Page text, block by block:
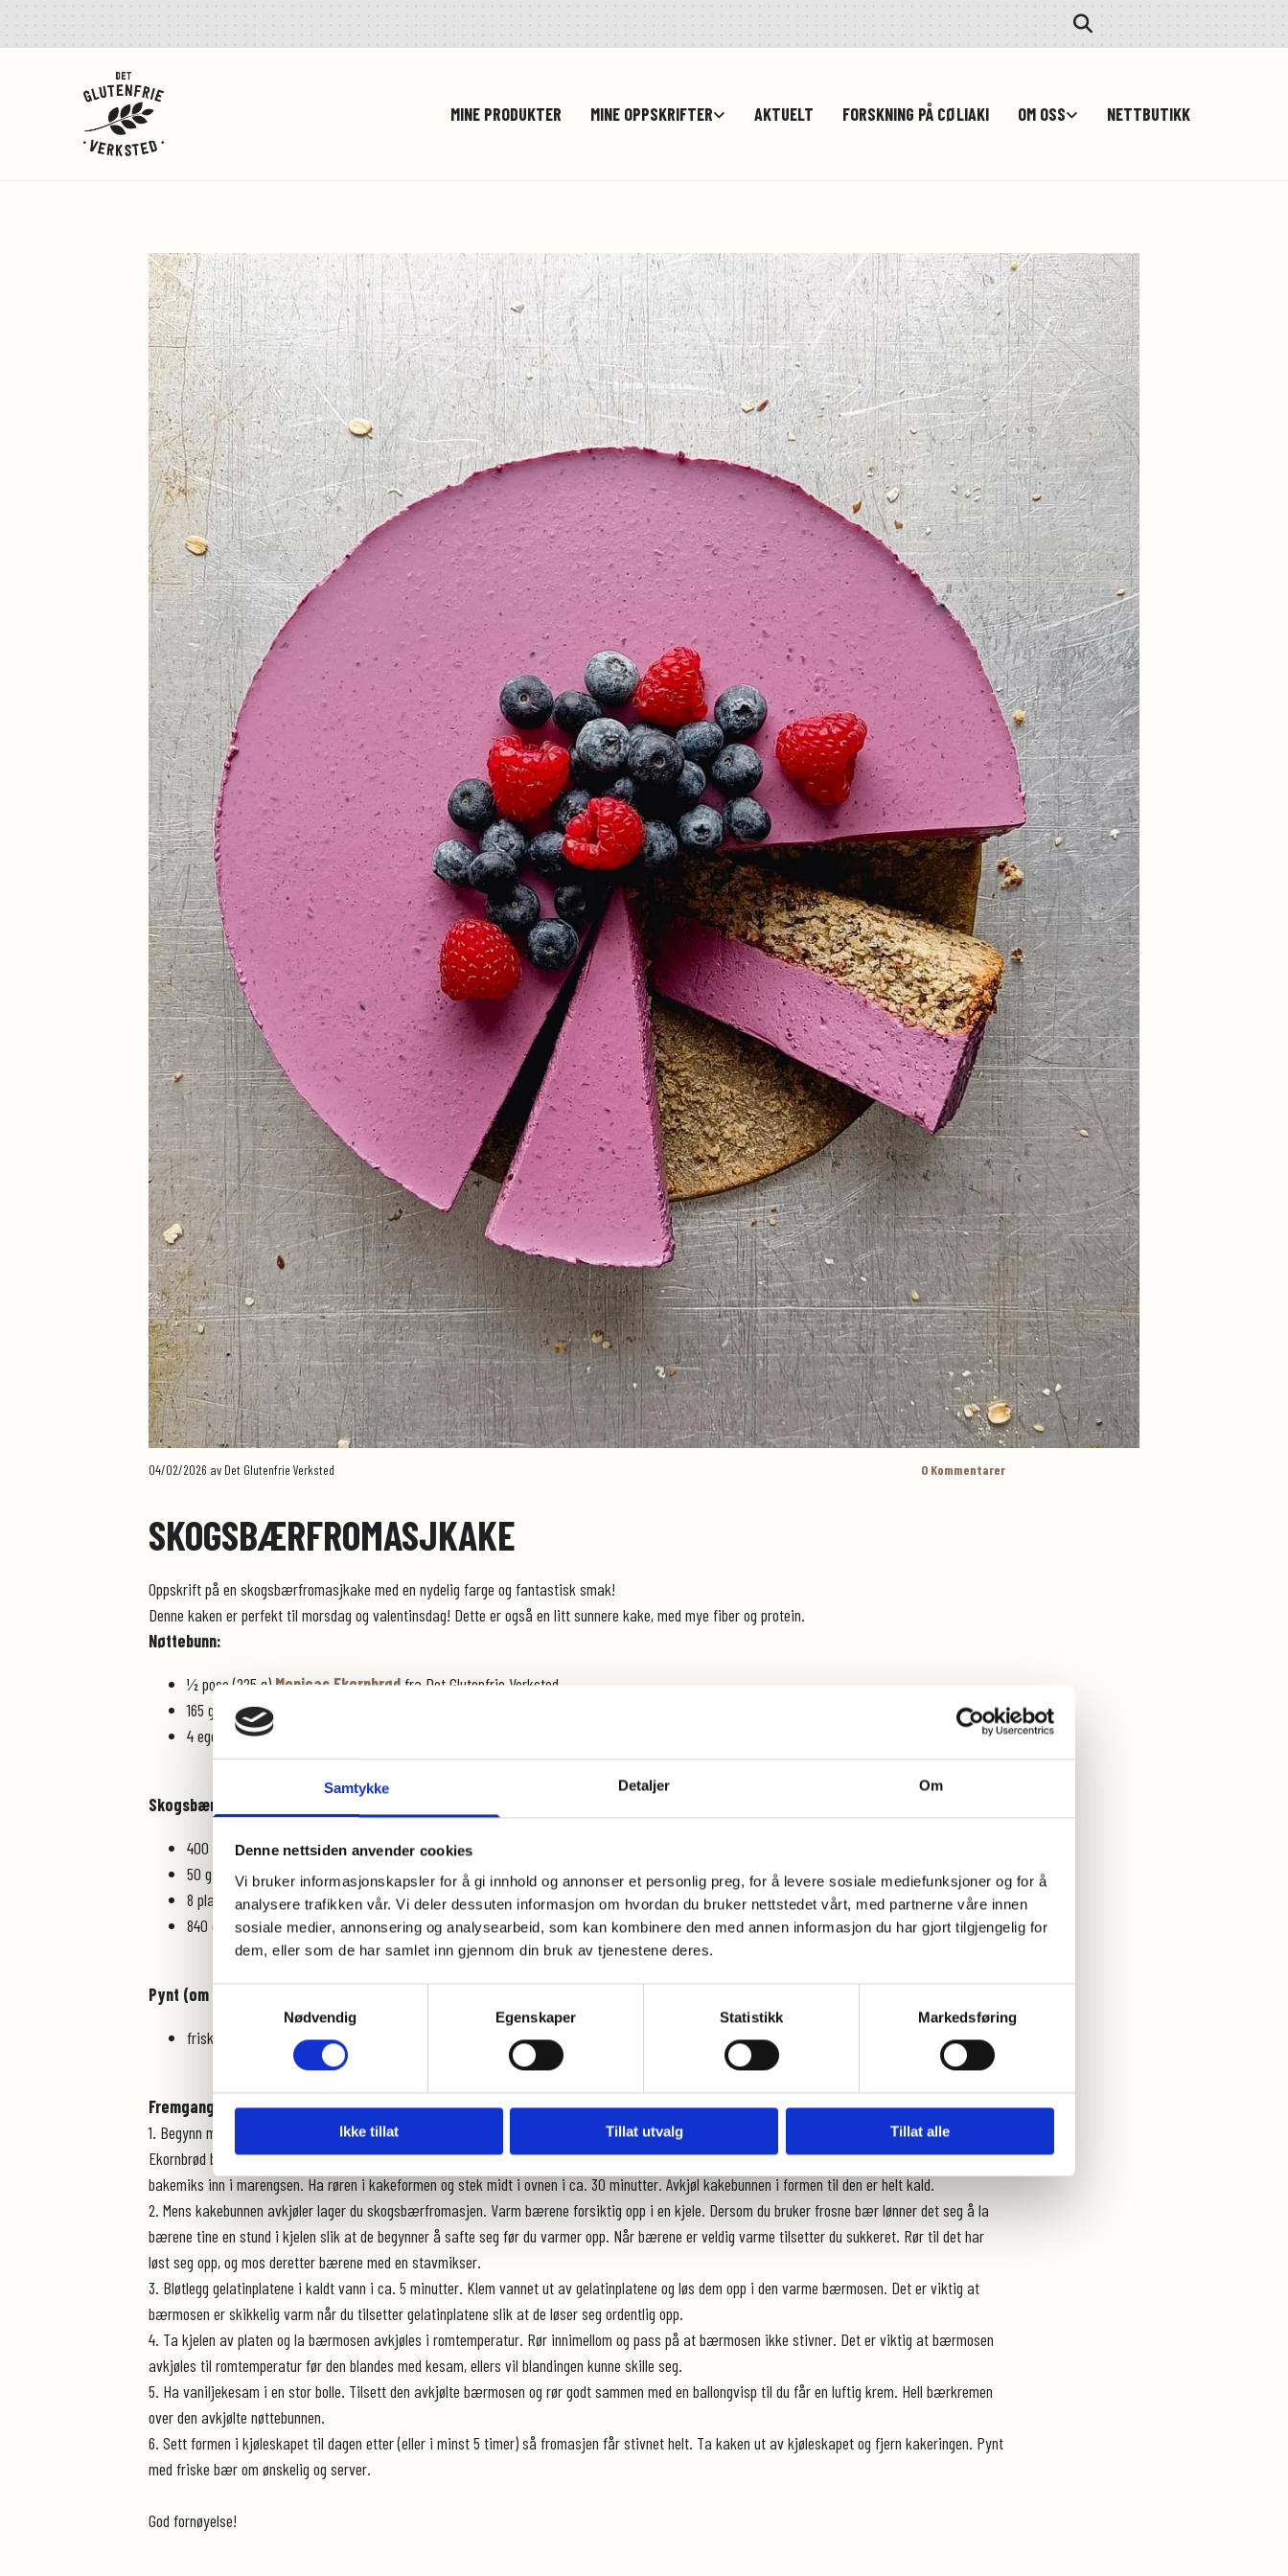
Samtykke Detaljer Om
Denne nettsiden anvender cookies
Vi bruker informasjonskapsler for å gi innhold og annonser et personlig preg, for å levere sosiale mediefunksjoner og for å
analysere trafikken vår. Vi deler dessuten informasjon om hvordan du bruker nettstedet vårt, med partnerne våre innen
sosiale medier, annonsering og analysearbeid, som kan kombinere den med annen informasjon du har gjort tilgjengelig for
dem, eller som de har samlet inn gjennom din bruk av tjenestene deres.
Nødvendig
Egenskaper Statistikk Markedsføring
Ikke tillat Tillat utvalg Tillat alle
MINE PRODUKTER MINE OPPSKRIFTER AKTUELT FORSKNING PÅ CØLIAKI OM OSS NETTBUTIKK
04/02/2026 av Det Glutenfrie Verksted 0 Kommentarer
SKOGSBÆRFROMASJKAKE
Oppskrift på en skogsbærfromasjkake med en nydelig farge og fantastisk smak!
Denne kaken er perfekt til morsdag og valentinsdag! Dette er også en litt sunnere kake, med mye fiber og protein.
Nøttebunn:
½ pose (225 g) Monicas Ekornbrødfra Det Glutenfrie Verksted
165 g sukker
4 eggehviter
Skogsbærfromasj:
400 g skogsbær (frosne eller friske)
50 g sukker
8 plater gelatin
840 g (2 pk) vaniljekesam
Pynt (om ønskelig):
friske bær
Fremgangsmåte:
1. Begynn med å lage nøttebunnen. Sett ovnen på 180°C over- og undervarme. Kle en 23 cm rund kakeform med bakepapir i bunnen. Finmal
Ekornbrød bakemiks i en foodprosessor. Pisk eggehvitene stive. Tilsett sukkeret og pisk videre til en tykk og blank marengs. Vend finmalt Ekornbrød
bakemiks inn i marengsen. Ha røren i kakeformen og stek midt i ovnen i ca. 30 minutter. Avkjøl kakebunnen i formen til den er helt kald.
2. Mens kakebunnen avkjøler lager du skogsbærfromasjen. Varm bærene forsiktig opp i en kjele. Dersom du bruker frosne bær lønner det seg å la
bærene tine en stund i kjelen slik at de begynner å safte seg før du varmer opp. Når bærene er veldig varme tilsetter du sukkeret. Rør til det har
løst seg opp, og mos deretter bærene med en stavmikser.
3. Bløtlegg gelatinplatene i kaldt vann i ca. 5 minutter. Klem vannet ut av gelatinplatene og løs dem opp i den varme bærmosen. Det er viktig at
bærmosen er skikkelig varm når du tilsetter gelatinplatene slik at de løser seg ordentlig opp.
4. Ta kjelen av platen og la bærmosen avkjøles i romtemperatur. Rør innimellom og pass på at bærmosen ikke stivner. Det er viktig at bærmosen
avkjøles til romtemperatur før den blandes med kesam, ellers vil blandingen kunne skille seg.
5. Ha vaniljekesam i en stor bolle. Tilsett den avkjølte bærmosen og rør godt sammen med en ballongvisp til du får en luftig krem. Hell bærkremen
over den avkjølte nøttebunnen.
6. Sett formen i kjøleskapet til dagen etter (eller i minst 5 timer) så fromasjen får stivnet helt. Ta kaken ut av kjøleskapet og fjern kakeringen. Pynt
med friske bær om ønskelig og server.
God fornøyelse!